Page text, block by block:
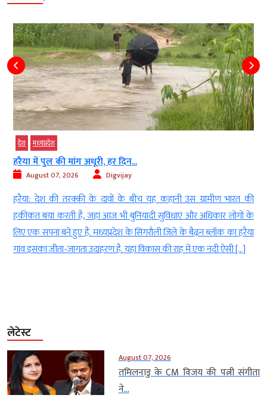
देश मध्‍यप्रदेश
हरैया में पुल की मांग अधूरी, हर दिन...
August 07, 2026 Digvijay
हरैया: देश की तरक्की के दावों के बीच यह कहानी उस ग्रामीण भारत की
हकीकत बयां करती है, जहां आज भी बुनियादी सुविधाएं और अधिकार लोगों के
लिए एक सपना बने हुए हैं. मध्यप्रदेश के सिंगरौली जिले के बैढ़न ब्लॉक का हरैया
गांव इसका जीता-जागता उदाहरण है. यहां विकास की राह में एक नदी ऐसी […]
लेटेस्ट
August 07, 2026
तमिलनाडु के CM विजय की पत्नी संगीता
ने...